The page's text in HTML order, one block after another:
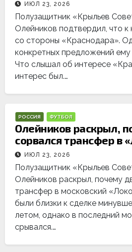
ИЮЛ 23, 2026
Полузащитник «Крыльев
Олейников подтвердил, что
со стороны «Краснодара».
конкретных предложений
Что слышал об интересе
интерес был.…
РОССИЯ ФУТБОЛ
Олейников раскрыл,
сорвался трансфер в
ИЮЛ 23, 2026
Полузащитник «Крыльев
Олейников раскрыл, почему
трансфер в московский
были близки к сделке
летом, однако в последний
срывался.…